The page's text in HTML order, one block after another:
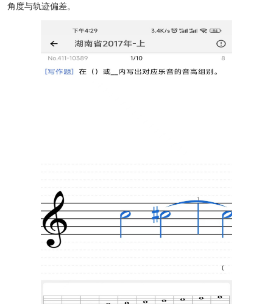
角度与轨迹偏差。